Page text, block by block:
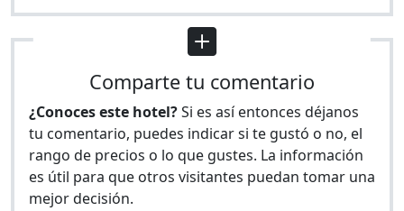
Comparte tu comentario
¿Conoces este hotel?Si es así entonces déjanos
tu comentario, puedes indicar si te gustó o no, el
rango de precios o lo que gustes. La información
es útil para que otros visitantes puedan tomar una
mejor decisión.